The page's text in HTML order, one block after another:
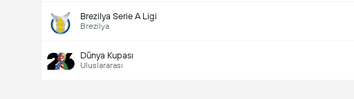
Brezilya Serie A Ligi
Brezilya
Dünya Kupası
Uluslararası